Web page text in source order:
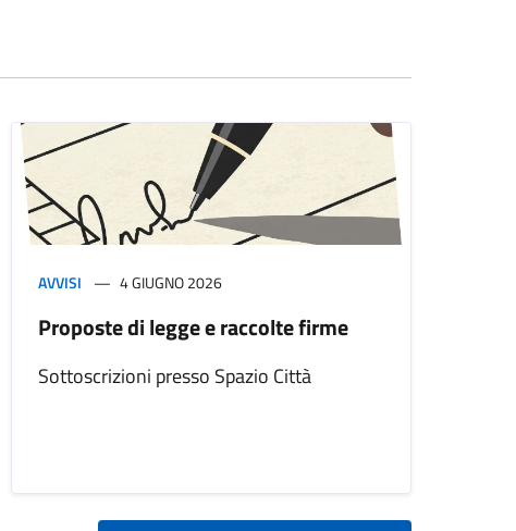
AVVISI 4 GIUGNO 2026
Proposte di legge e raccolte firme
Sottoscrizioni presso Spazio Città